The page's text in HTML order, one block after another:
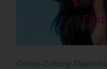
Online-Zeitung-